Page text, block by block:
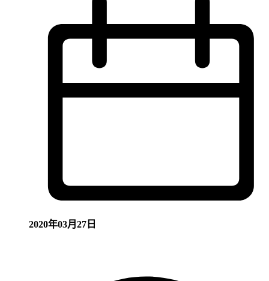
2020年03月27日